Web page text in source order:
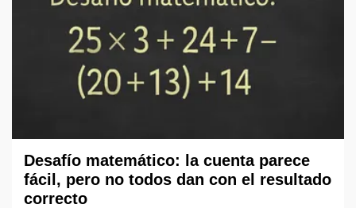
Desafío matemático: la cuenta parece
fácil, pero no todos dan con el resultado
correcto